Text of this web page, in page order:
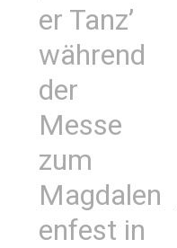
er Tanz’
während
der
Messe
zum
Magdalen
enfest in